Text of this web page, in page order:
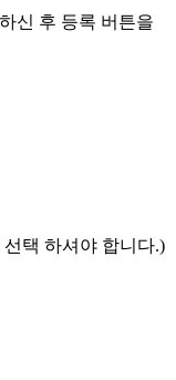
신 후 등록 버튼을
택 하셔야 합니다.)